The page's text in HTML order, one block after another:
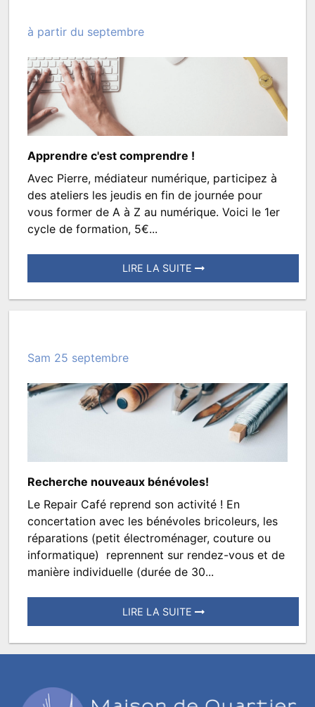
à
14:07.
Écrit
par
TROISMATS.SPECTACLES
à partir du septembre
Apprendre c'est comprendre !
Cycle
formation
smartphone
tablette
Avec Pierre, médiateur numérique, participez à
des ateliers les jeudis en fin de journée pour
vous former de A à Z au numérique. Voici le 1er
cycle de formation, 5€...
LIRE LA SUITE
Posté
juillet
à
TROISMATS.SPECTACLES
Sam 25 septembre
Recherche nouveaux bénévoles!
Repair
Café
Le Repair Café reprend son activité ! En
concertation avec les bénévoles bricoleurs, les
réparations (petit électroménager, couture ou
informatique) reprennent sur rendez-vous et de
manière individuelle (durée de 30...
LIRE LA SUITE
Posté
août